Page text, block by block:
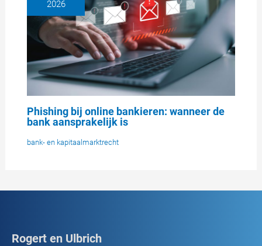
2026
Phishing bij online bankieren: wanneer de
bank aansprakelijk is
bank- en kapitaalmarktrecht
Rogert en Ulbrich